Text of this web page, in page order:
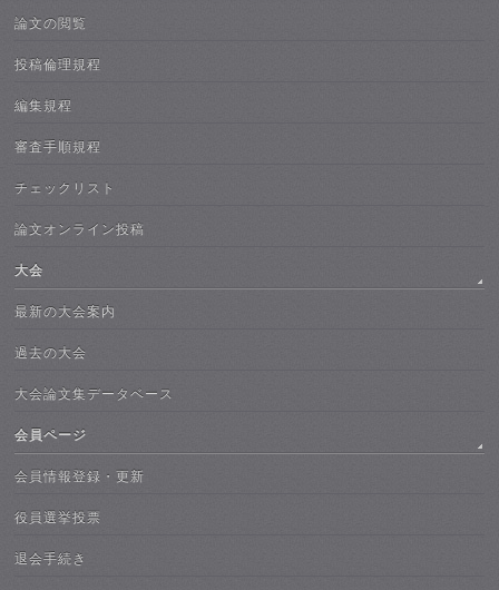
論文の閲覧
投稿倫理規程
編集規程
審査手順規程
チェックリスト
論文オンライン投稿
大会
最新の大会案内
過去の大会
大会論文集データベース
会員ページ
会員情報登録・更新
役員選挙投票
退会手続き